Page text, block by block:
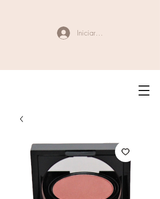
Iniciar sesión